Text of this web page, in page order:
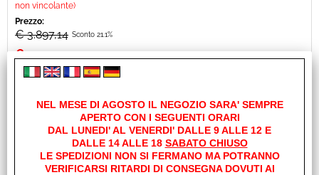
non vincolante)
Prezzo:
€ 3.897,14 Sconto 21.1%
€3.072,90
Iva inclusa
NEL MESE DI AGOSTO IL NEGOZIO SARA' SEMPRE
APERTO CON I SEGUENTI ORARI
DAL LUNEDI' AL VENERDI' DALLE 9 ALLE 12 E
DALLE 14 ALLE 18 SABATO CHIUSO
LE SPEDIZIONI NON SI FERMANO MA POTRANNO
VERIFICARSI RITARDI DI CONSEGNA DOVUTI AI